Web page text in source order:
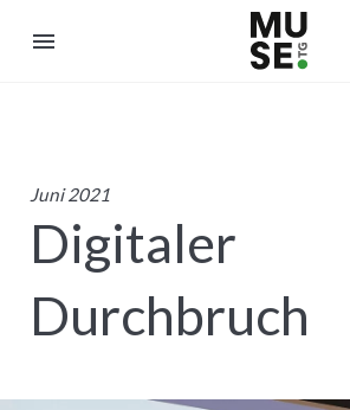
menu
Juni 2021
Digitaler
Durchbruch